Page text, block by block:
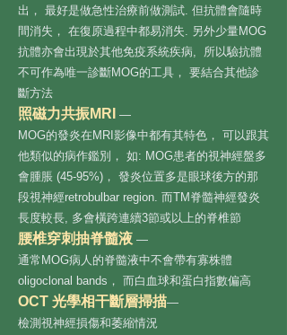
出， 最好是做急性治療前做測試. 但抗體會隨時
間消失， 在復原過程中都易消失. 另外少量MOG
抗體亦會出現於其他免疫系統疾病, 所以驗抗體
不可作為唯一診斷MOG的工具， 要結合其他診
斷方法
照磁力共振MRI —
MOG的發炎在MRI影像中都有其特色， 可以跟其
他類似的病作鑑別， 如: MOG患者的視神經盤多
會腫脹 (45-95%)， 發炎位置多是眼球後方的那
段視神經retrobulbar region. 而TM脊髓神經發炎
長度較長, 多會橫跨連續3節或以上的脊椎節
腰椎穿刺抽脊髓液 —
通常MOG病人的脊髓液中不會帶有寡株體
oligoclonal bands， 而白血球和蛋白指數偏高
OCT 光學相干斷層掃描—
檢測視神經損傷和萎縮情況